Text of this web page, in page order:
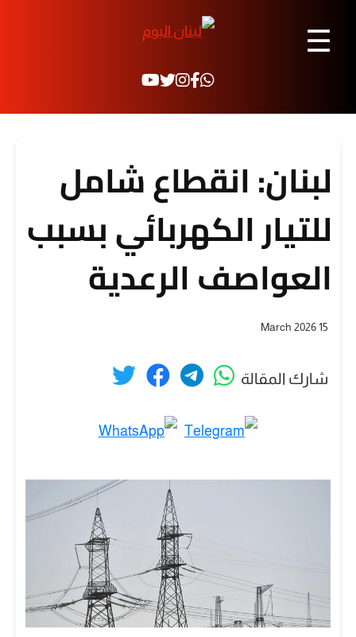
☰
لبنان: انقطاع شامل
للتيار الكهربائي بسبب
العواصف الرعدية
15 March 2026
شارك المقالة